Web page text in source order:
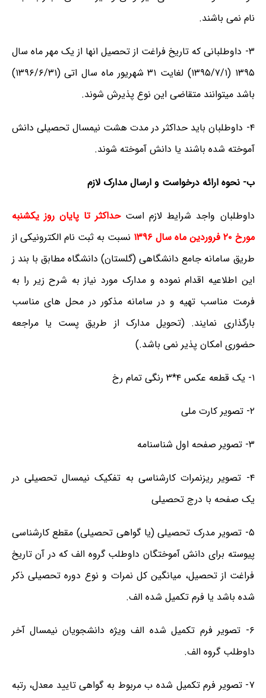
نام نمی باشند.
۳- داوطلبانی که تاریخ فراغت از تحصیل انها از یک مهر ماه سال
۱۳۹۵ (۱۳۹۵/۷/۱) لغایت ۳۱ شهریور ماه سال اتی (۱۳۹۶/۶/۳۱)
باشد میتوانند متقاضی این نوع پذیرش شوند.
۴- داوطلبان باید حداکثر در مدت هشت نیمسال تحصیلی دانش
آموخته شده باشند یا دانش آموخته شوند.
ب- نحوه ارائه درخواست و ارسال مدارک لازم
داوطلبان واجد شرایط لازم است حداکثر تا پایان روز یکشنبه
مورخ ۲۰ فروردین ماه سال ۱۳۹۶
نسبت به ثبت نام الکترونیکی از
طریق سامانه جامع دانشگاهی (گلستان) دانشگاه مطابق با بند ز
این اطلاعیه اقدام نموده و مدارک مورد نیاز به شرح زیر را به
فرمت مناسب تهیه و در سامانه مذکور در محل های مناسب
بارگذاری نمایند. (تحویل مدارک از طریق پست یا مراجعه
حضوری امکان پذیر نمی باشد.)
۱- یک قطعه عکس ۴*۳ رنگی تمام رخ
۲- تصویر کارت ملی
۳- تصویر صفحه اول شناسنامه
۴- تصویر ریزنمرات کارشناسی به تفکیک نیمسال تحصیلی در
یک صفحه با درج تحصیلی
۵- تصویر مدرک تحصیلی (یا گواهی تحصیلی) مقطع کارشناسی
پیوسته برای دانش آموختگان داوطلب گروه الف که در آن تاریخ
فراغت از تحصیل، میانگین کل نمرات و نوع دوره تحصیلی ذکر
شده باشد یا فرم تکمیل شده الف.
۶- تصویر فرم تکمیل شده الف ویژه دانشجویان نیمسال آخر
داوطلب گروه الف.
۷- تصویر فرم تکمیل شده ب مربوط به گواهی تایید معدل، رتبه